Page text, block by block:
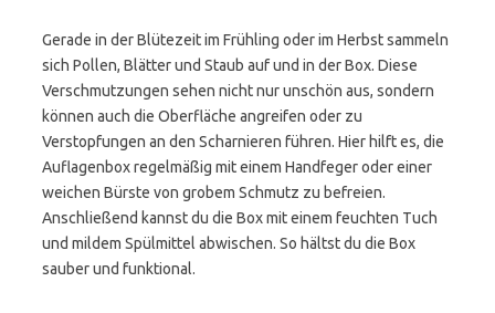
Gerade in der Blütezeit im Frühling oder im Herbst sammeln
sich Pollen, Blätter und Staub auf und in der Box. Diese
Verschmutzungen sehen nicht nur unschön aus, sondern
können auch die Oberfläche angreifen oder zu
Verstopfungen an den Scharnieren führen. Hier hilft es, die
Auflagenbox regelmäßig mit einem Handfeger oder einer
weichen Bürste von grobem Schmutz zu befreien.
Anschließend kannst du die Box mit einem feuchten Tuch
und mildem Spülmittel abwischen. So hältst du die Box
sauber und funktional.